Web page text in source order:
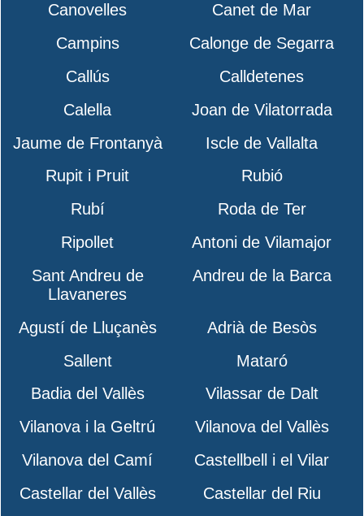
Canovelles
Canet de Mar
Campins
Calonge de Segarra
Callús
Calldetenes
Calella
Joan de Vilatorrada
Jaume de Frontanyà
Iscle de Vallalta
Rupit i Pruit
Rubió
Rubí
Roda de Ter
Ripollet
Antoni de Vilamajor
Sant Andreu de
Llavaneres
Andreu de la Barca
Agustí de Lluçanès
Adrià de Besòs
Sallent
Mataró
Badia del Vallès
Vilassar de Dalt
Vilanova i la Geltrú
Vilanova del Vallès
Vilanova del Camí
Castellbell i el Vilar
Castellar del Vallès
Castellar del Riu